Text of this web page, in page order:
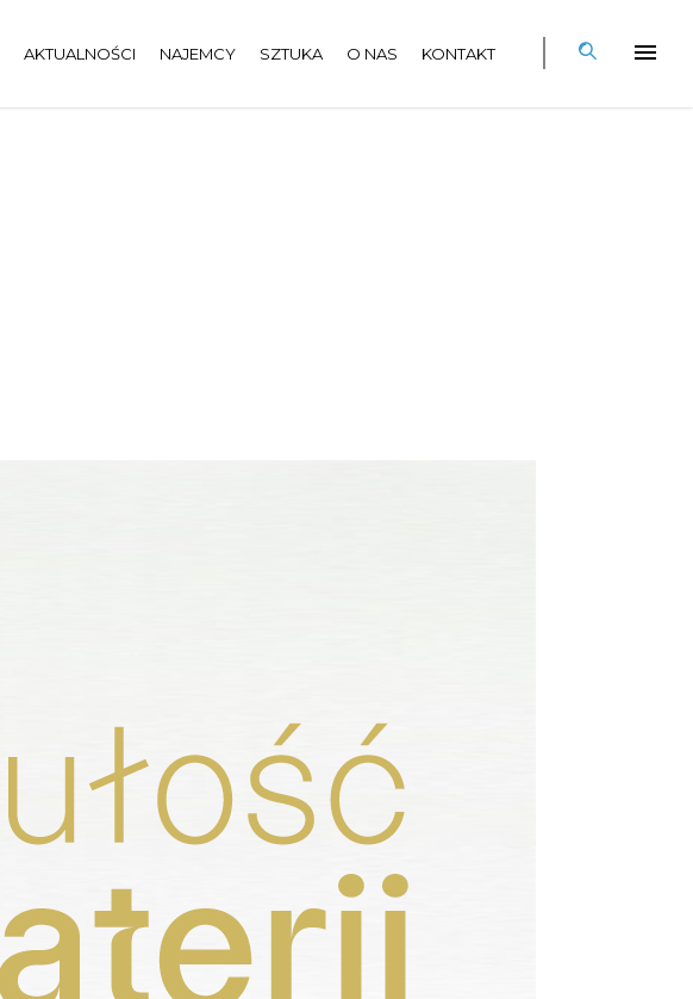
AKTUALNOŚCI NAJEMCY SZTUKA O NAS KONTAKT